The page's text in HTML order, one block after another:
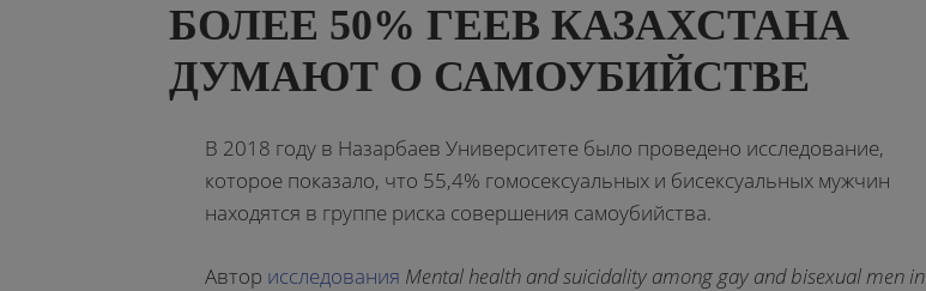
БОЛЕЕ 50% ГЕЕВ КАЗАХСТАНА
ДУМАЮТ О САМОУБИЙСТВЕ
В 2018 году в Назарбаев Университете было проведено исследование,
которое показало, что 55,4% гомосексуальных и бисексуальных мужчин
находятся в группе риска совершения самоубийства.
Автор исследования Mental health and suicidality among gay and bisexual men in